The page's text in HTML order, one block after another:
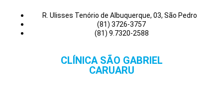
R. Ulisses Tenório de Albuquerque, 03, São Pedro
(81) 3726-3757
(81) 9.7320-2588
CLÍNICA SÃO GABRIEL
CARUARU